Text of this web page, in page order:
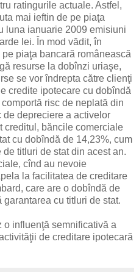
ratingurile actuale. Astfel,
mai ieftin de pe piaţa
luna ianuarie 2009 emisiuni
lei. În mod vădit, în
piaţa bancară românească
resurse la dobînzi uriaşe,
se vor îndrepta către clienţi
credite ipotecare cu dobîndă
risc de neplată din
depreciere a activelor
creditul, băncile comerciale
cu dobîndă de 14,23%, cum
titluri de stat din acest an.
cînd au nevoie
la facilitatea de creditare
care are o dobîndă de
cu titluri de stat.
o influenţă semnificativă a
de creditare ipotecară